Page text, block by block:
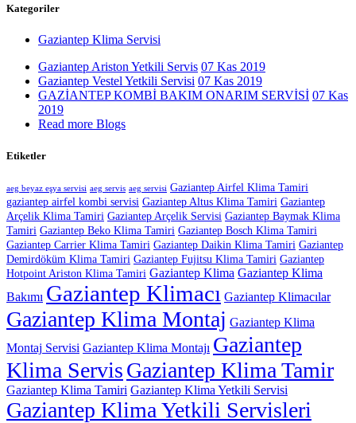
Kategoriler
Gaziantep Klima Servisi
Gaziantep Ariston Yetkili Servis 07 Kas 2019
Gaziantep Vestel Yetkili Servisi 07 Kas 2019
GAZİANTEP KOMBİ BAKIM ONARIM SERVİSİ 07 Kas
2019
Read more Blogs
Etiketler
aeg beyaz eşya servisi aeg servis aeg servisi Gaziantep Airfel Klima Tamiri
gaziantep airfel kombi servisi Gaziantep Altus Klima Tamiri Gaziantep
Arçelik Klima Tamiri Gaziantep Arçelik Servisi Gaziantep Baymak Klima
Tamiri Gaziantep Beko Klima Tamiri Gaziantep Bosch Klima Tamiri
Gaziantep Carrier Klima Tamiri Gaziantep Daikin Klima Tamiri Gaziantep
Demirdöküm Klima Tamiri Gaziantep Fujitsu Klima Tamiri Gaziantep
Hotpoint Ariston Klima Tamiri Gaziantep Klima Gaziantep Klima
Bakımı Gaziantep Klimacı Gaziantep Klimacılar
Gaziantep Klima Montaj Gaziantep Klima
Montaj Servisi Gaziantep Klima Montajı Gaziantep
Klima ServisGaziantep Klima Tamir
Gaziantep Klima Tamiri Gaziantep Klima Yetkili Servisi
Gaziantep Klima Yetkili Servisleri